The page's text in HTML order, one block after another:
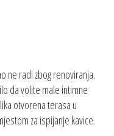
ne radi zbog renoviranja.
da volite male intimne
otvorena terasa u
za ispijanje kavice.